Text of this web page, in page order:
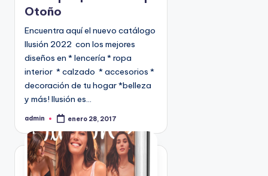
d
e
n
Otoño
Encuentra aquí el nuevo catálogo
Ilusión 2022 con los mejores
diseños en * lencería * ropa
interior * calzado * accesorios *
decoración de tu hogar *belleza
y más! Ilusión es…
P
b
c
a
d
admin enero 28, 2017